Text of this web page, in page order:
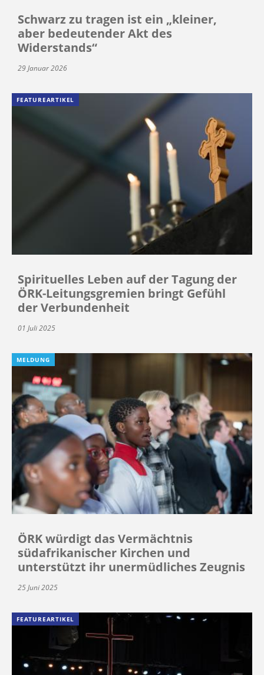
Schwarz zu tragen ist ein „kleiner,
aber bedeutender Akt des
Widerstands“
29 Januar 2026
FEATUREARTIKEL
Spirituelles Leben auf der Tagung der
ÖRK-Leitungsgremien bringt Gefühl
der Verbundenheit
01 Juli 2025
MELDUNG
ÖRK würdigt das Vermächtnis
südafrikanischer Kirchen und
unterstützt ihr unermüdliches Zeugnis
25 Juni 2025
FEATUREARTIKEL